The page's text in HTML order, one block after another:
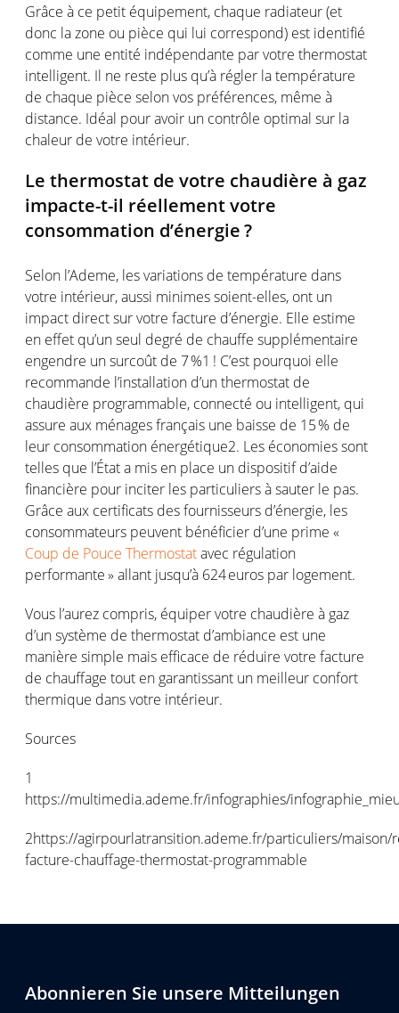
Grâce à ce petit équipement, chaque radiateur(et
donc la zone ou pièce qui lui correspond) est identifié
comme une entité indépendante parvotre thermostat
intelligent. Il ne reste plus qu’à régler latempérature
de chaque pièce selonvos préférences, même à
distance. Idéal pouravoir un contrôle optimal sur la
chaleur de votre intérieur.
Le thermostat de votre chaudière à gaz
impacte-t-il réellementvotre
consommation d’énergie?
Selon l’Ademe, les variations de température dans
votre intérieur,aussi minimessoient-elles, ont un
impact direct survotre facture d’énergie. Elle estime
en effet qu’unseul degré de chauffe supplémentaire
engendre unsurcoût de 7 %1 ! C’est pourquoi elle
recommande l’installation d’un thermostat de
chaudière programmable, connecté ou intelligent, qui
assure aux ménagesfrançais une baisse de 15 % de
leur consommation énergétique2. Les économiessont
telles que l’Étata mis en place un dispositif d’aide
financière pour inciter les particuliersàsauter le pas.
Grâce aux certificats desfournisseurs d’énergie, les
consommateurs peuvent bénéficier d’une prime «
Coup de Pouce Thermostatavec régulation
performante» allant jusqu’à 624euros par logement.
Vous l’aurez compris, équipervotre chaudière à gaz
d’unsystème de thermostat d’ambiance est une
manière simple mais efficace de réduire votre facture
de chauffage tout en garantissant un meilleur confort
thermique dansvotre intérieur.
Sources
1
https://multimedia.ademe.fr/infographies/
2https://agirpourlatransition.ademe.fr/particuliers/maison/
facture-chauffage-thermostat-programmable
Abonnieren Sie unsere Mitteilungen